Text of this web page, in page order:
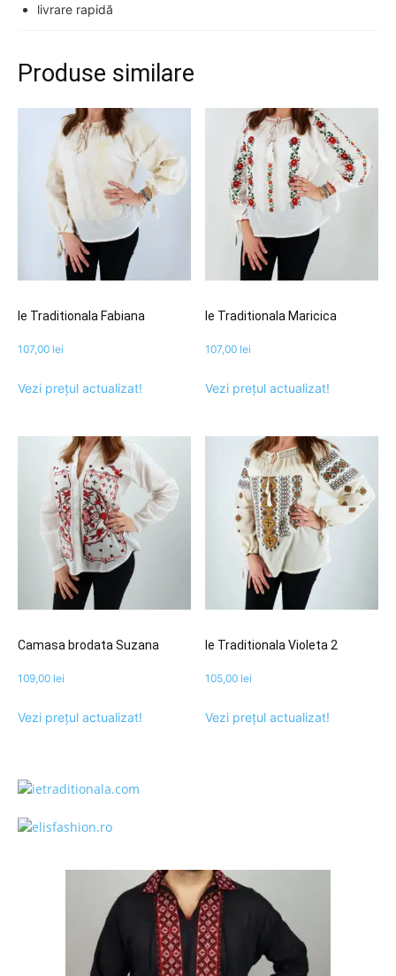
livrare rapidă
Produse similare
Ie Traditionala Fabiana
107,00 lei
Vezi prețul actualizat!
Ie Traditionala Maricica
107,00 lei
Vezi prețul actualizat!
Camasa brodata Suzana
109,00 lei
Vezi prețul actualizat!
Ie Traditionala Violeta 2
105,00 lei
Vezi prețul actualizat!